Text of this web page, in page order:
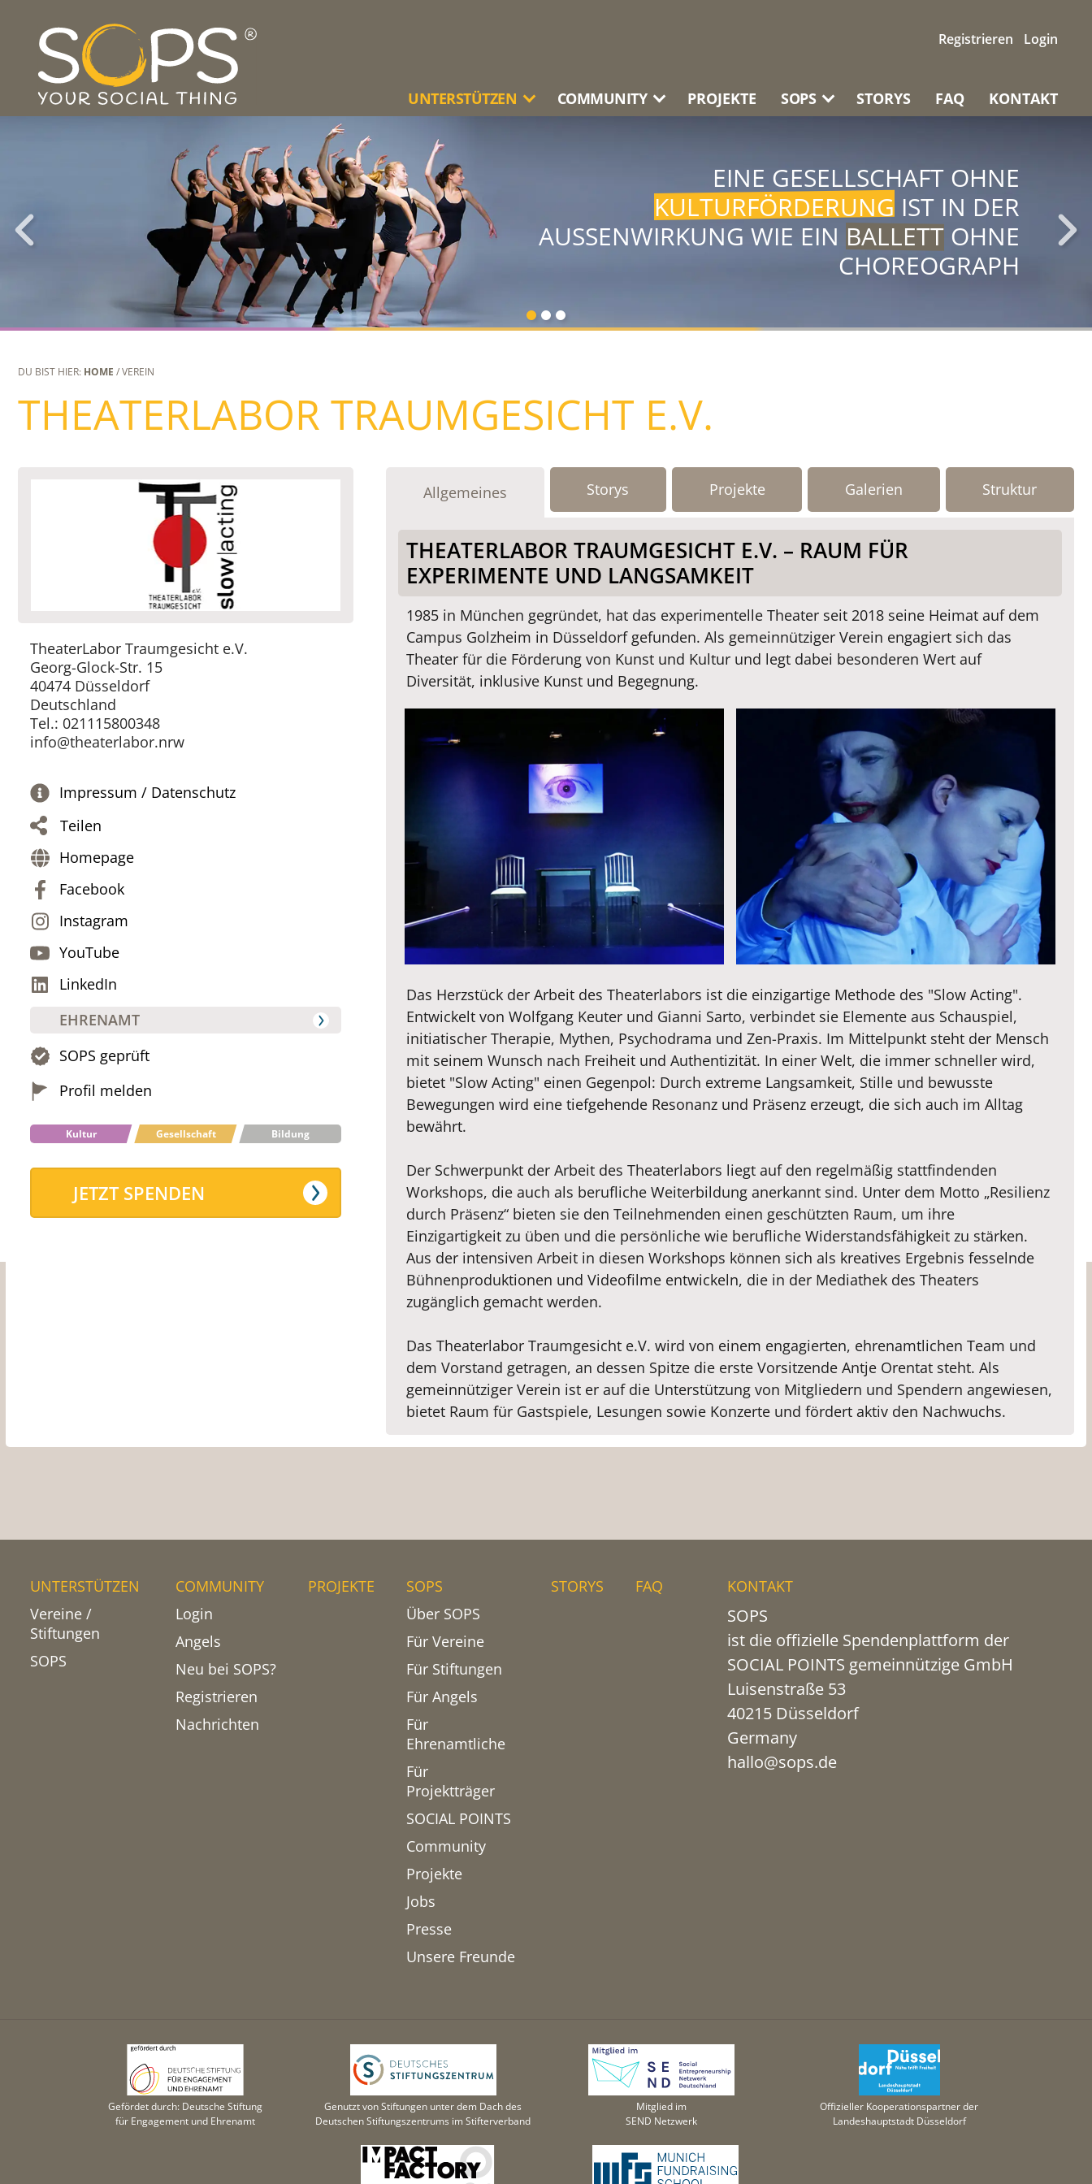
Registrieren Login
UNTERSTÜTZEN COMMUNITY PROJEKTE SOPS STORYS FAQ KONTAKT
EINE GESELLSCHAFT OHNE
KULTURFÖRDERUNG IST IN DER
AUSSENWIRKUNG WIE EIN BALLETT OHNE
CHOREOGRAPH
DIE FÖRDERUNGKULTURELLENSCHAFFENS
HAT DIE WIRKUNG EINER
WOHLKLINGENDEN
SINFONIE
KUNST UNDKULTURSIND DIE
FORSCHUNGSLABORE UNSERER
VERGANGENHEIT,
GEGENWARTUND
ZUKUNFT
DU BIST HIER: HOME / VEREIN
THEATERLABOR TRAUMGESICHT E.V.
TheaterLabor Traumgesicht e.V.
Georg-Glock-Str. 15
40474 Düsseldorf
Deutschland
Tel.: 021115800348
info@theaterlabor.nrw
Impressum / Datenschutz
Teilen
Homepage
Facebook
Instagram
YouTube
LinkedIn
EHRENAMT
SOPS geprüft
Profil melden
Kultur Gesellschaft Bildung
JETZT SPENDEN
Allgemeines Storys Projekte Galerien Struktur
THEATERLABOR TRAUMGESICHT E.V. – RAUM FÜR
EXPERIMENTE UND LANGSAMKEIT
1985 in München gegründet, hat das experimentelle Theater seit 2018 seine Heimat auf dem
Campus Golzheim in Düsseldorf gefunden. Als gemeinnütziger Verein engagiert sich das
Theater für die Förderung von Kunst und Kultur und legt dabei besonderen Wert auf
Diversität, inklusive Kunst und Begegnung.
Das Herzstück der Arbeit des Theaterlabors ist die einzigartige Methode des "Slow Acting".
Entwickelt von Wolfgang Keuter und Gianni Sarto, verbindet sie Elemente aus Schauspiel,
initiatischer Therapie, Mythen, Psychodrama und Zen-Praxis. Im Mittelpunkt steht der Mensch
mit seinem Wunsch nach Freiheit und Authentizität. In einer Welt, die immer schneller wird,
bietet "Slow Acting" einen Gegenpol: Durch extreme Langsamkeit, Stille und bewusste
Bewegungen wird eine tiefgehende Resonanz und Präsenz erzeugt, die sich auch im Alltag
bewährt.
Der Schwerpunkt der Arbeit des Theaterlabors liegt auf den regelmäßig stattfindenden
Workshops, die auch als berufliche Weiterbildung anerkannt sind. Unter dem Motto „Resilienz
durch Präsenz“ bieten sie den Teilnehmenden einen geschützten Raum, um ihre
Einzigartigkeit zu üben und die persönliche wie berufliche Widerstandsfähigkeit zu stärken.
Aus der intensiven Arbeit in diesen Workshops können sich als kreatives Ergebnis fesselnde
Bühnenproduktionen und Videofilme entwickeln, die in der Mediathek des Theaters
zugänglich gemacht werden.
Das Theaterlabor Traumgesicht e.V. wird von einem engagierten, ehrenamtlichen Team und
dem Vorstand getragen, an dessen Spitze die erste Vorsitzende Antje Orentat steht. Als
gemeinnütziger Verein ist er auf die Unterstützung von Mitgliedern und Spendern angewiesen,
bietet Raum für Gastspiele, Lesungen sowie Konzerte und fördert aktiv den Nachwuchs.
UNTERSTÜTZEN
Vereine /
Stiftungen
SOPS
COMMUNITY
Login
Angels
Neu bei SOPS?
Registrieren
Nachrichten
PROJEKTE
SOPS
Über SOPS
Für Vereine
Für Stiftungen
Für Angels
Für
Ehrenamtliche
Für
Projektträger
SOCIAL POINTS
Community
Projekte
Jobs
Presse
Unsere Freunde
STORYS FAQ KONTAKT
SOPS
ist die offizielle Spendenplattform der
SOCIAL POINTS gemeinnützige GmbH
Luisenstraße 53
40215 Düsseldorf
Germany
hallo@sops.de
Gefördet durch: Deutsche Stiftung
für Engagement und Ehrenamt
Genutzt von Stiftungen unter dem Dach des
Deutschen Stiftungszentrums im Stifterverband
Mitglied im
SEND Netzwerk
Offizieller Kooperationspartner der
Landeshauptstadt Düsseldorf